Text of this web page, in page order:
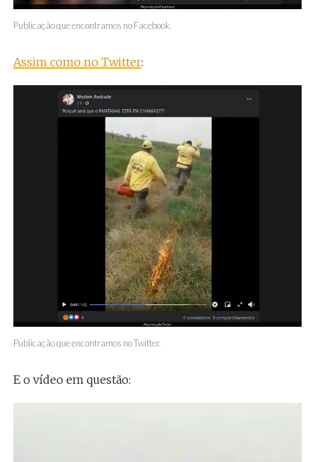
Publicação que encontramos no Facebook.
Assim como no Twitter:
Publicação que encontramos no Twitter.
E o vídeo em questão: